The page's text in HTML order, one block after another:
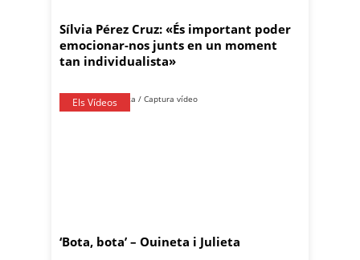
Sílvia Pérez Cruz: «És important poder
emocionar-nos junts en un moment
tan individualista»
Els Vídeos
‘Bota, bota’ – Ouineta i Julieta